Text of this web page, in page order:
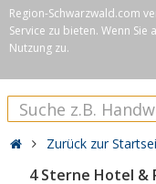
Region-Schwarzwald.com
Service zu bieten. Wenn
Nutzung zu.
Zurück zur
4 Sterne Hotel &